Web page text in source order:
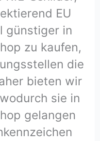
EU
günstiger in
zu kaufen,
die
bieten wir
sie in
gelangen